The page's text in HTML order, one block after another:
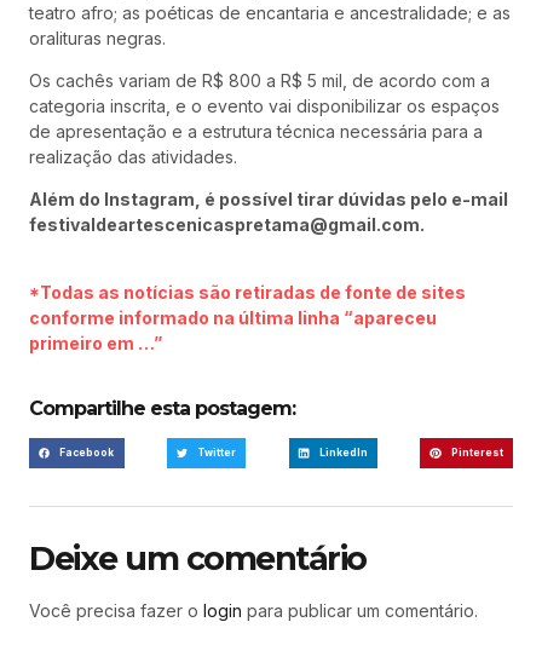
teatro afro; as poéticas de encantaria e ancestralidade; e as
oralituras negras.
Os cachês variam de R$ 800 a R$ 5 mil, de acordo com a
categoria inscrita, e o evento vai disponibilizar os espaços
de apresentação e a estrutura técnica necessária para a
realização das atividades.
Além do Instagram, é possível tirar dúvidas pelo e-mail
festivaldeartescenicaspretama@gmail.com.
*Todas as notícias são retiradas de fonte de sites
conforme informado na última linha “apareceu
primeiro em …”
Compartilhe esta postagem:
Facebook Twitter LinkedIn Pinterest
Deixe um comentário
Você precisa fazer o login para publicar um comentário.